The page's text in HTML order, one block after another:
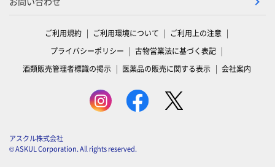
ご利用規約 ご利用環境について
ご利用上の注意
プライバシーポリシー
古物営業法に基づく表記
酒類販売管理者標識の掲示
医薬品の販売に関する表示 会社案内
アスクル株式会社
© ASKUL Corporation. All rights reserved.